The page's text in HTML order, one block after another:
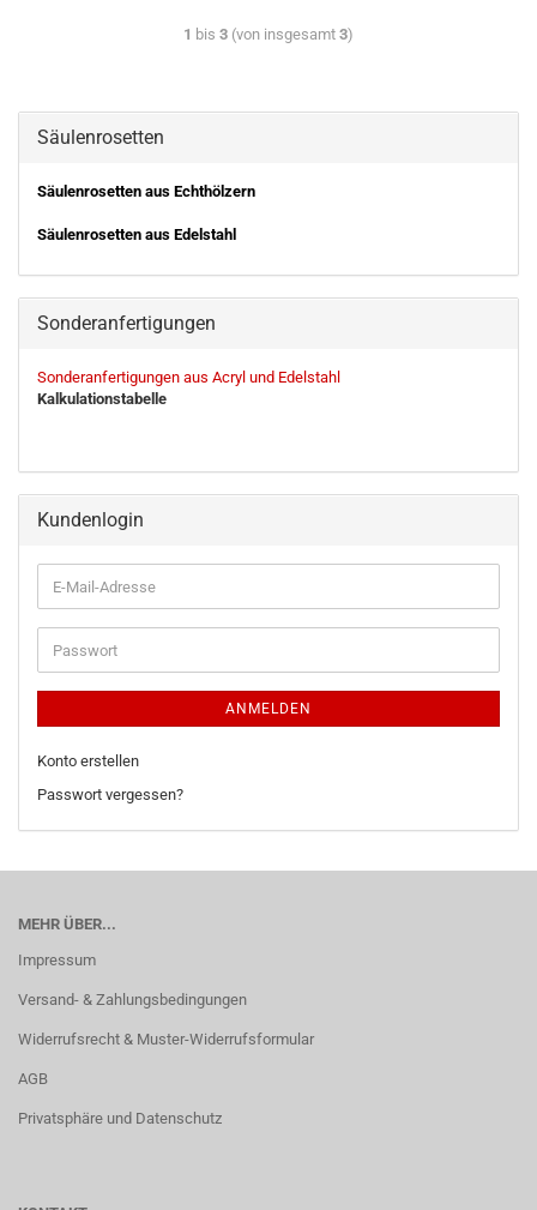
1 bis 3 (von insgesamt 3)
Säulenrosetten
Säulenrosetten aus Echthölzern
Säulenrosetten aus Edelstahl
Sonderanfertigungen
Sonderanfertigungen aus Acryl und Edelstahl
Kalkulationstabelle
Kundenlogin
ANMELDEN
Konto erstellen
Passwort vergessen?
MEHR ÜBER...
Impressum
Versand- & Zahlungsbedingungen
Widerrufsrecht & Muster-Widerrufsformular
AGB
Privatsphäre und Datenschutz